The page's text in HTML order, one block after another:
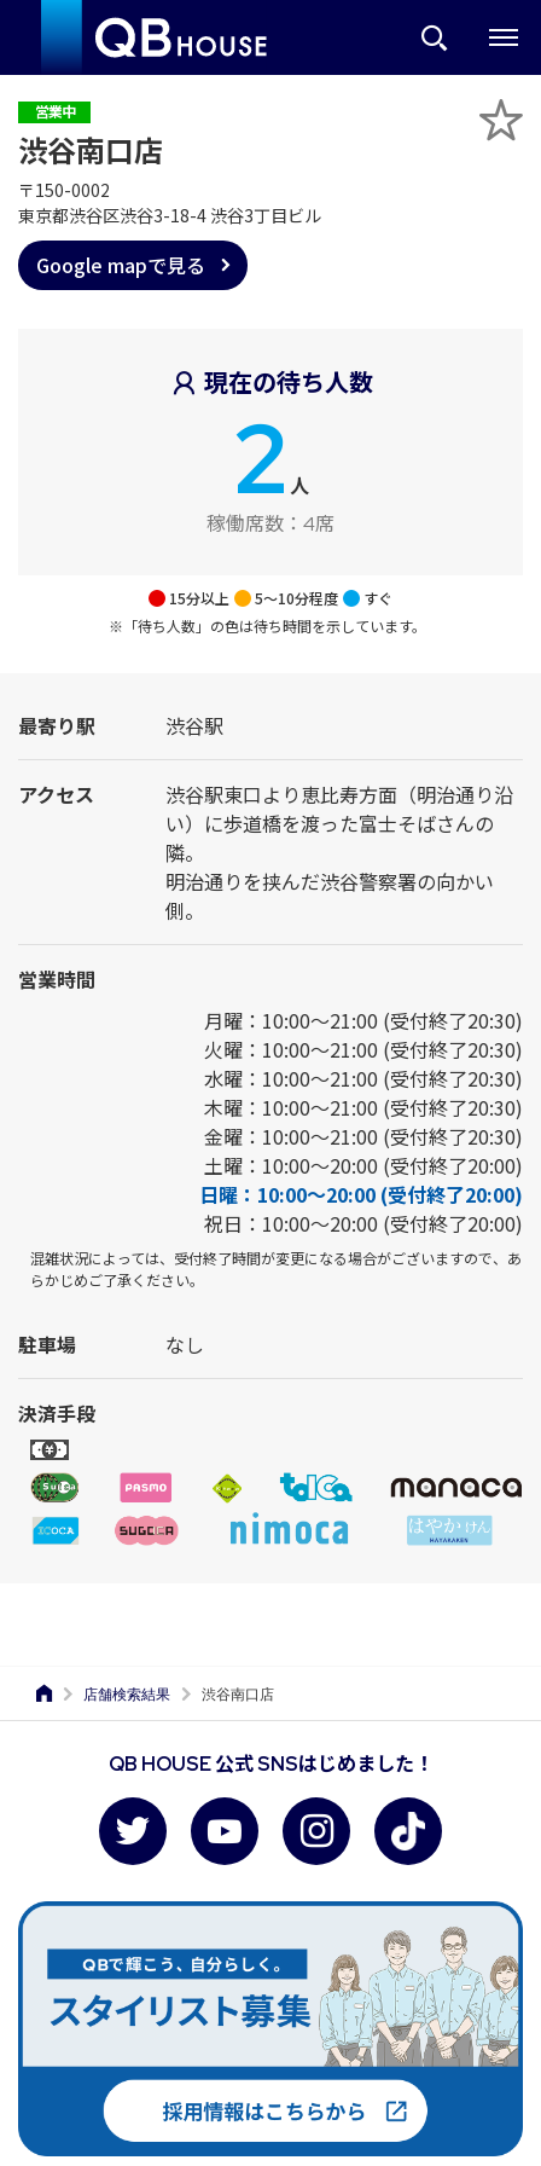
店舗検索結果 渋谷南口店
営業中
渋谷南口店
〒150-0002
東京都渋谷区渋谷3-18-4 渋谷3丁目ビル
Google mapで見る
現在の待ち人数
2 人
稼働席数： 4席
15分以上 5～10分程度
すぐ
※「待ち人数」の色は待ち時間を示しています。
最寄り駅 渋谷駅
アクセス
渋谷駅東口より恵比寿方面（明治通り沿
い）に歩道橋を渡った富士そばさんの
隣。
明治通りを挟んだ渋谷警察署の向かい
側。
営業時間
月曜：10:00～21:00 (受付終了20:30)
火曜：10:00～21:00 (受付終了20:30)
水曜：10:00～21:00 (受付終了20:30)
木曜：10:00～21:00 (受付終了20:30)
金曜：10:00～21:00 (受付終了20:30)
土曜：10:00～20:00 (受付終了20:00)
日曜：10:00～20:00 (受付終了20:00)
祝日：10:00～20:00 (受付終了20:00)
混雑状況によっては、受付終了時間が変更になる場合がございますので、あ
らかじめご了承ください。
駐車場 なし
決済手段
QB HOUSE 公式 SNSはじめました！